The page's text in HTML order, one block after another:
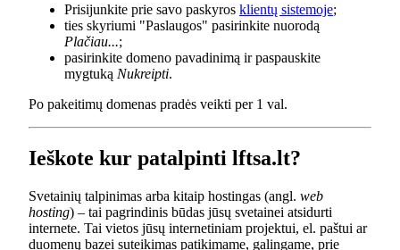
Prisijunkite prie savo paskyros klientų sistemoje;
ties skyriumi "Paslaugos" pasirinkite nuorodą
Plačiau...;
pasirinkite domeno pavadinimą ir paspauskite
mygtuką Nukreipti.
Po pakeitimų domenas pradės veikti per 1 val.
Ieškote kur patalpinti lftsa.lt?
Svetainių talpinimas arba kitaip hostingas (angl. web
hosting) – tai pagrindinis būdas jūsų svetainei atsidurti
internete. Tai vietos jūsų internetiniam projektui, el. paštui ar
duomenų bazei suteikimas patikimame, galingame, prie